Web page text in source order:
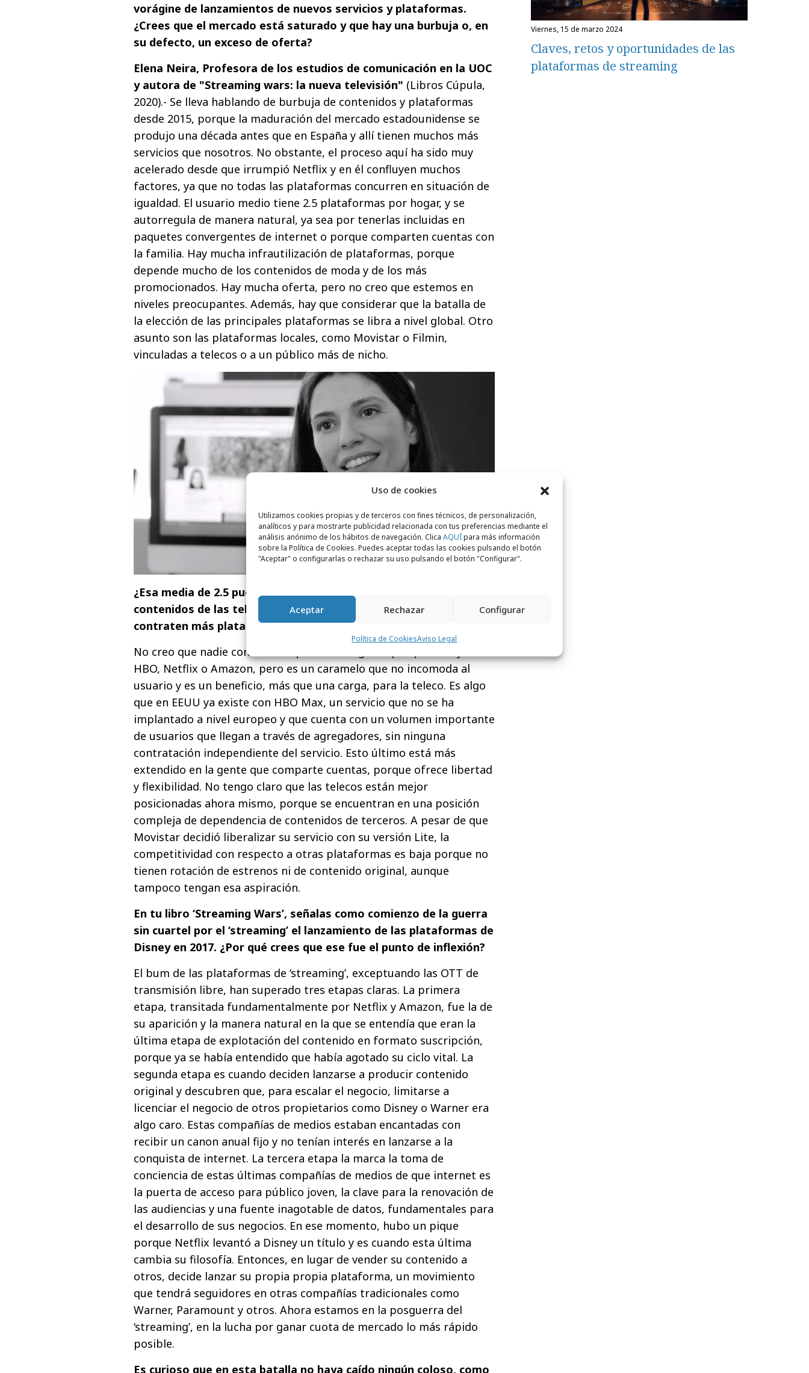
Uso de cookies
Utilizamos cookies propias y de terceros con fines técnicos, de personalización,
analíticos y para mostrarte publicidad relacionada con tus preferencias mediante el
análisis anónimo de los hábitos de navegación. Clica AQUÍpara más información
sobre la Política de Cookies. Puedes aceptar todas las cookies pulsando el botón
"Aceptar" o configurarlas o rechazar su uso pulsando el botón "Configurar".
Aceptar Rechazar Configurar
Política de CookiesAviso Legal
vorágine de lanzamientos de nuevos servicios y plataformas.
¿Crees que el mercado está saturado y que hay una burbuja o, en
su defecto, un exceso de oferta?
Elena Neira, Profesora de los estudios de comunicación en la UOC
y autora de "Streaming wars: la nueva televisión" (Libros Cúpula,
2020).- Se lleva hablando de burbuja de contenidos y plataformas
desde 2015, porque la maduración del mercado estadounidense se
produjo una década antes que en España y allí tienen muchos más
servicios que nosotros. No obstante, el proceso aquí ha sido muy
acelerado desde que irrumpió Netflix y en él confluyen muchos
factores, ya que no todas las plataformas concurren en situación de
igualdad. El usuario medio tiene 2.5 plataformas por hogar, y se
autorregula de manera natural, ya sea por tenerlas incluidas en
paquetes convergentes de internet o porque comparten cuentas con
la familia. Hay mucha infrautilización de plataformas, porque
depende mucho de los contenidos de moda y de los más
promocionados. Hay mucha oferta, pero no creo que estemos en
niveles preocupantes. Además, hay que considerar que la batalla de
la elección de las principales plataformas se libra a nivel global. Otro
asunto son las plataformas locales, como Movistar o Filmin,
vinculadas a telecos o a un público más de nicho.
¿Esa media de 2.5 puede que sea tan baja por la oferta de
contenidos de las telecos que puede provocar que los usuarios no
contraten más plataformas?
No creo que nadie contrate un pack convergente porque incluyan
HBO, Netflix o Amazon, pero es un caramelo que no incomoda al
usuario y es un beneficio, más que una carga, para la teleco. Es algo
que en EEUU ya existe con HBO Max, un servicio que no se ha
implantado a nivel europeo y que cuenta con un volumen importante
de usuarios que llegan a través de agregadores, sin ninguna
contratación independiente del servicio. Esto último está más
extendido en la gente que comparte cuentas, porque ofrece libertad
y flexibilidad. No tengo claro que las telecos están mejor
posicionadas ahora mismo, porque se encuentran en una posición
compleja de dependencia de contenidos de terceros. A pesar de que
Movistar decidió liberalizar su servicio con su versión Lite, la
competitividad con respecto a otras plataformas es baja porque no
tienen rotación de estrenos ni de contenido original, aunque
tampoco tengan esa aspiración.
En tu libro ‘Streaming Wars’, señalas como comienzo de la guerra
sin cuartel por el ‘streaming’ el lanzamiento de las plataformas de
Disney en 2017. ¿Por qué crees que ese fue el punto de inflexión?
El bum de las plataformas de ‘streaming’, exceptuando las OTT de
transmisión libre, han superado tres etapas claras. La primera
etapa, transitada fundamentalmente por Netflix y Amazon, fue la de
su aparición y la manera natural en la que se entendía que eran la
última etapa de explotación del contenido en formato suscripción,
porque ya se había entendido que había agotado su ciclo vital. La
segunda etapa es cuando deciden lanzarse a producir contenido
original y descubren que, para escalar el negocio, limitarse a
licenciar el negocio de otros propietarios como Disney o Warner era
algo caro. Estas compañías de medios estaban encantadas con
recibir un canon anual fijo y no tenían interés en lanzarse a la
conquista de internet. La tercera etapa la marca la toma de
conciencia de estas últimas compañías de medios de que internet es
la puerta de acceso para público joven, la clave para la renovación de
las audiencias y una fuente inagotable de datos, fundamentales para
el desarrollo de sus negocios. En ese momento, hubo un pique
porque Netflix levantó a Disney un título y es cuando esta última
cambia su filosofía. Entonces, en lugar de vender su contenido a
otros, decide lanzar su propia propia plataforma, un movimiento
que tendrá seguidores en otras compañías tradicionales como
Warner, Paramount y otros. Ahora estamos en la posguerra del
‘streaming’, en la lucha por ganar cuota de mercado lo más rápido
posible.
Es curioso que en esta batalla no haya caído ningún coloso, como
viernes, 15 de marzo 2024
Claves, retos y oportunidades de las
plataformas de streaming